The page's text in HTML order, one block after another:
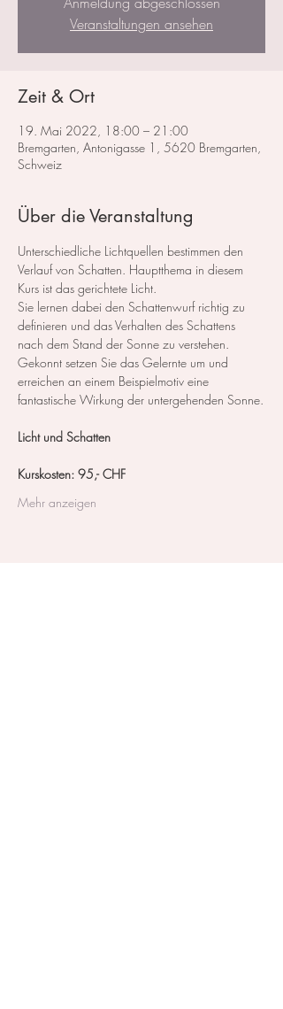
Veranstaltungen ansehen
Zeit & Ort
19. Mai 2022, 18:00 – 21:00
Bremgarten, Antonigasse 1, 5620 Bremgarten,
Schweiz
Über die Veranstaltung
Unterschiedliche Lichtquellen bestimmen den
Verlauf von Schatten. Hauptthema in diesem
Kurs ist das gerichtete Licht.
Sie lernen dabei den Schattenwurf richtig zu
definieren und das Verhalten des Schattens
nach dem Stand der Sonne zu verstehen.
Gekonnt setzen Sie das Gelernte um und
erreichen an einem Beispielmotiv eine
fantastische Wirkung der untergehenden Sonne.
Licht und Schatten
Kurskosten: 95,- CHF
Mehr anzeigen